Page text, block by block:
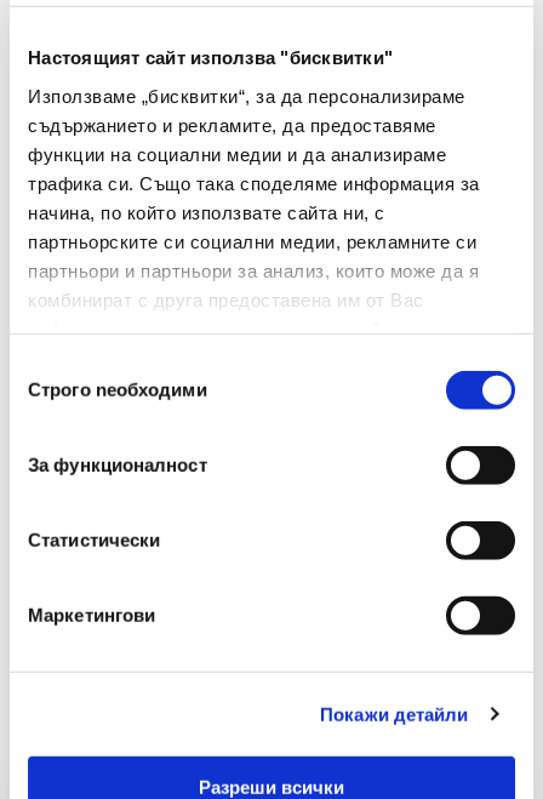
Настоящият сайт използва "бисквитки"
Използваме „бисквитки“, за да персонализираме
съдържанието и рекламите, да предоставяме
функции на социални медии и да анализираме
трафика си. Също така споделяме информация за
начина, по който използвате сайта ни, с
партньорските си социални медии, рекламните си
партньори и партньори за анализ, които може да я
комбинират с друга предоставена им от Вас
наСтрого nеобходими
За функционалност
Статистически
Маркетингови
Покажи детайли
Разреши всички
Материал Метал
Механизъм За
Заключване
Ограничител Да
Капацитет(брой Листове) 10
Материал На Дръжката Пластмаса
Брой В Опаковка 1
Тегло(г)